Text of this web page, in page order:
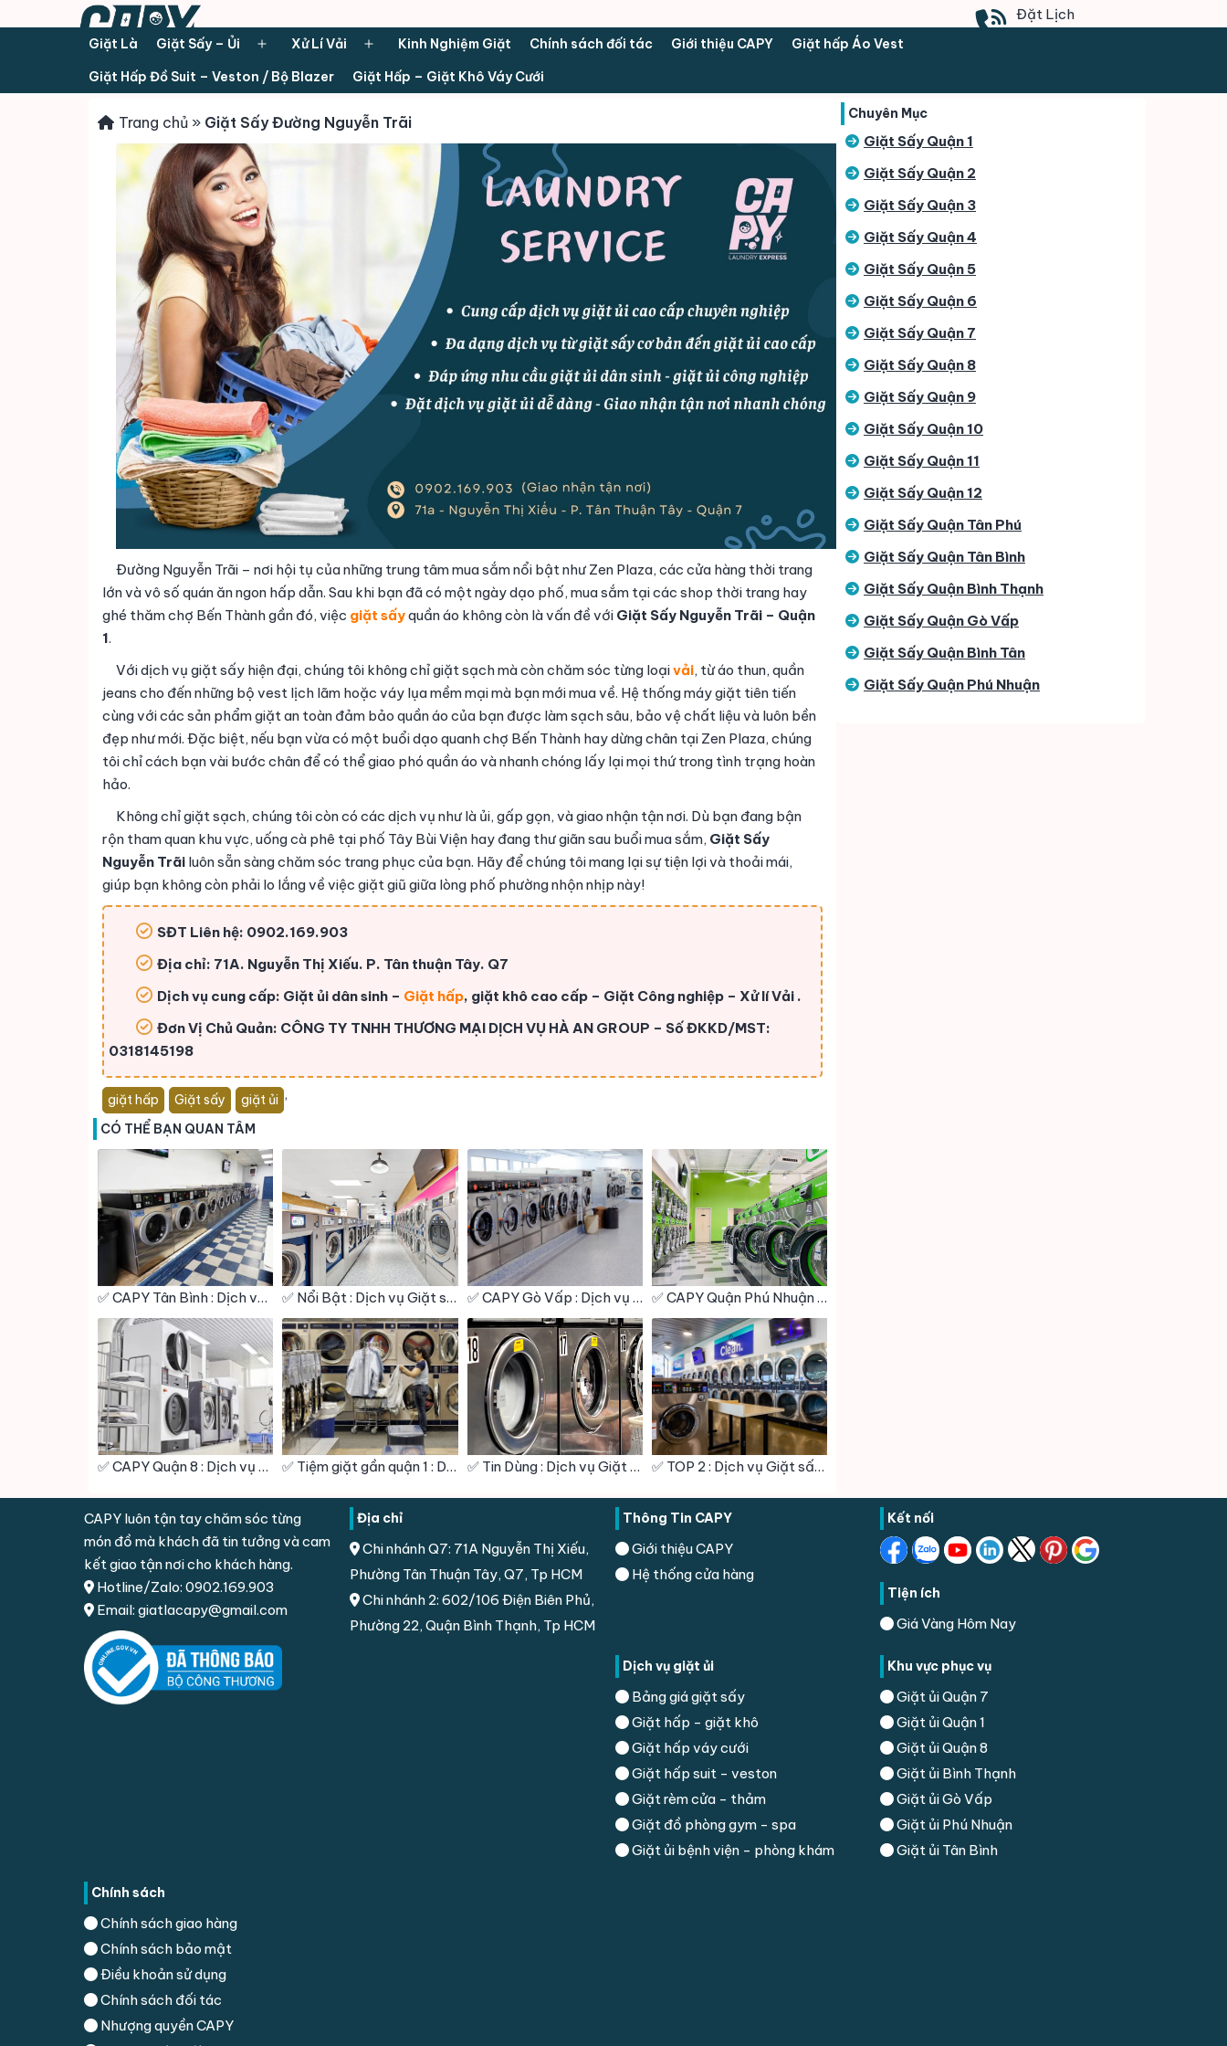
Đặt Lịch
0902.169.903
Giặt Là Giặt Sấy – Ủi
Open
menu
Xử Lí Vải
Open
menu
Kinh Nghiệm Giặt Chính sách đối tác Giới thiệu CAPY
Giặt hấp Áo Vest
Giặt Hấp Đồ Suit – Veston / Bộ Blazer
Giặt Hấp – Giặt Khô Váy Cưới
Trang chủ » Giặt Sấy Đường Nguyễn Trãi
Đường Nguyễn Trãi – nơi hội tụ của những trung tâm mua sắm nổi bật như Zen Plaza, các cửa hàng thời trang
lớn và vô số quán ăn ngon hấp dẫn. Sau khi bạn đã có một ngày dạo phố, mua sắm tại các shop thời trang hay
ghé thăm chợ Bến Thành gần đó, việc giặt sấyquần áo không còn là vấn đề với Giặt Sấy Nguyễn Trãi – Quận
1.
Với dịch vụ giặt sấy hiện đại, chúng tôi không chỉ giặt sạch mà còn chăm sóc từng loạivải, từ áo thun, quần
jeans cho đến những bộ vest lịch lãm hoặc váy lụa mềm mại mà bạn mới mua về. Hệ thống máy giặt tiên tiến
cùng với các sản phẩm giặt an toàn đảm bảo quần áo của bạn được làm sạch sâu, bảo vệ chất liệu và luôn bền
đẹp như mới. Đặc biệt, nếu bạn vừa có một buổi dạo quanh chợ Bến Thành hay dừng chân tại Zen Plaza, chúng
tôi chỉ cách bạn vài bước chân để có thể giao phó quần áo và nhanh chóng lấy lại mọi thứ trong tình trạng hoàn
hảo.
Không chỉ giặt sạch, chúng tôi còn có các dịch vụ như là ủi, gấp gọn, và giao nhận tận nơi. Dù bạn đang bận
rộn tham quan khu vực, uống cà phê tại phố Tây Bùi Viện hay đang thư giãn sau buổi mua sắm, Giặt Sấy
Nguyễn Trãi luôn sẵn sàng chăm sóc trang phục của bạn. Hãy để chúng tôi mang lại sự tiện lợi và thoải mái,
giúp bạn không còn phải lo lắng về việc giặt giũ giữa lòng phố phường nhộn nhịp này!
SĐT Liên hệ: 0902.169.903
Địa chỉ: 71A. Nguyễn Thị Xiếu. P. Tân thuận Tây. Q7
Dịch vụ cung cấp: Giặt ủi dân sinh – Giặt hấp, giặt khô cao cấp – Giặt Công nghiệp – Xử lí Vải .
Đơn Vị Chủ Quản: CÔNG TY TNHH THƯƠNG MẠI DỊCH VỤ HÀ AN GROUP – Số ĐKKD/MST:
0318145198
,
giặt hấp Giặt sấy
giặt ủi
CÓ THỂ BẠN QUAN TÂM
✅ CAPY Tân Bình : Dịch vụ Giặt sấy – Giặt hấp – Giặt khô – Giặt Công Nghiệp – Vệ Sinh giày ✅ Nổi Bật : Dịch vụ Giặt sấy – Giặt hấp – Giặt khô – Giặt Công Nghiệp – Vệ Sinh giày Quận Bình Thạnh ✅ CAPY Gò Vấp : Dịch vụ Giặt sấy – Giặt hấp – Giặt khô – Giặt Công Nghiệp – Vệ Sinh giày ✅ CAPY Quận Phú Nhuận : Dịch vụ Giặt sấy – Giặt hấp – Giặt khô – Giặt Công Nghiệp – Vệ Sinh giày
✅ CAPY Quận 8 : Dịch vụ Giặt sấy – Giặt hấp – Giặt khô – Giặt Công Nghiệp – Vệ Sinh giày ✅ Tiệm giặt gần quận 1 : Dịch vụ Giặt sấy – Giặt hấp – Giặt khô – Giặt Công Nghiệp – Vệ Sinh giày ✅ Tin Dùng : Dịch vụ Giặt sấy – Giặt hấp – Giặt khô – Giặt Công Nghiệp – Vệ Sinh giày Quận 9 ✅ TOP 2 : Dịch vụ Giặt sấy – Giặt hấp – Giặt khô – Giặt Công Nghiệp – Vệ Sinh giày Quận 10
Chuyên Mục
Giặt Sấy Quận 1
Giặt Sấy Quận 2
Giặt Sấy Quận 3
Giặt Sấy Quận 4
Giặt Sấy Quận 5
Giặt Sấy Quận 6
Giặt Sấy Quận 7
Giặt Sấy Quận 8
Giặt Sấy Quận 9
Giặt Sấy Quận 10
Giặt Sấy Quận 11
Giặt Sấy Quận 12
Giặt Sấy Quận Tân Phú
Giặt Sấy Quận Tân Bình
Giặt Sấy Quận Bình Thạnh
Giặt Sấy Quận Gò Vấp
Giặt Sấy Quận Bình Tân
Giặt Sấy Quận Phú Nhuận
CAPY luôn tận tay chăm sóc từng
món đồ mà khách đã tin tưởng và cam
kết giao tận nơi cho khách hàng.
Hotline/Zalo: 0902.169.903
Email: giatlacapy@gmail.com
Địa chỉ
Chi nhánh Q7: 71A Nguyễn Thị Xiếu,
Phường Tân Thuận Tây, Q7, Tp HCM
Chi nhánh 2: 602/106 Điện Biên Phủ,
Phường 22, Quận Bình Thạnh, Tp HCM
Thông Tin CAPY
Giới thiệu CAPY
Hệ thống cửa hàng
Kết nối
Tiện ích
Giá Vàng Hôm Nay
Dịch vụ giặt ủi
Bảng giá giặt sấy
Giặt hấp - giặt khô
Giặt hấp váy cưới
Giặt hấp suit - veston
Giặt rèm cửa - thảm
Giặt đồ phòng gym - spa
Giặt ủi bệnh viện - phòng khám
Khu vực phục vụ
Giặt ủi Quận 7
Giặt ủi Quận 1
Giặt ủi Quận 8
Giặt ủi Bình Thạnh
Giặt ủi Gò Vấp
Giặt ủi Phú Nhuận
Giặt ủi Tân Bình
Chính sách
Chính sách giao hàng
Chính sách bảo mật
Điều khoản sử dụng
Chính sách đối tác
Nhượng quyền CAPY